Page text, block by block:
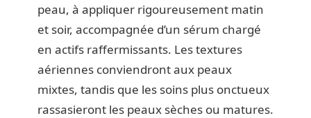
peau, à appliquer rigoureusement matin
et soir, accompagnée d’un sérum chargé
en actifs raffermissants. Les textures
aériennes conviendront aux peaux
mixtes, tandis que les soins plus onctueux
rassasieront les peaux sèches ou matures.